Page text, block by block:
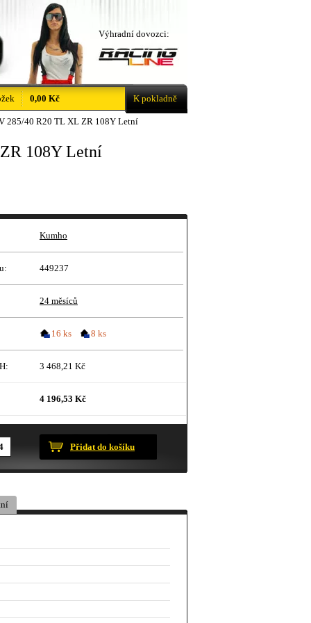
285/40 R20 TL XL ZR 108Y Letní
108Y Letní
Kumho
449237
24 měsíců
16 ks 8 ks
3 468,21 Kč
4 196,53 Kč
Přidat do košíku
Výhradní dovozci:
0,00 Kč K pokladně